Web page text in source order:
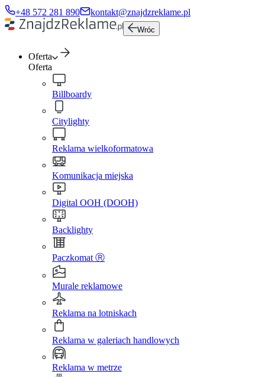
+48 572 281 890 kontakt@znajdzreklame.pl
Wróc
Oferta
Oferta
Billboardy
Citylighty
Reklama wielkoformatowa
Komunikacja miejska
Digital OOH (DOOH)
Backlighty
Paczkomat Ⓡ
Murale reklamowe
Reklama na lotniskach
Reklama w galeriach handlowych
Reklama w metrze